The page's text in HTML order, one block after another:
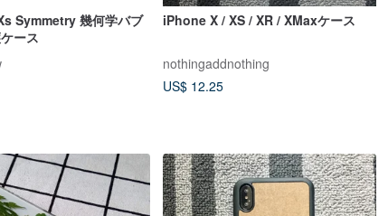
Symmetry 幾何学バブ
ース
iPhone X / XS / XR / XMaxケース
nothingaddnothing
US$ 12.25